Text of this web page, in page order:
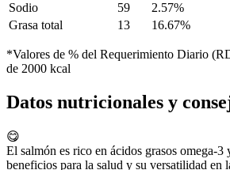
Sodio
59
2.57%
Grasa total
13 16.67%
*Valores de % del Requerimiento Diario
de 2000 kcal
Datos nutricionales y
😋
El salmón es rico en ácidos grasos omega-3
beneficios para la salud y su versatilidad en